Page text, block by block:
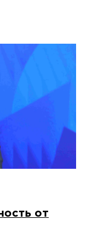
от